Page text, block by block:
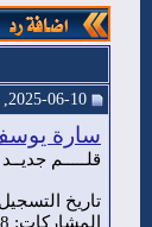
سارة
قلـــــم جديــد
تاريخ التسجيل: 2019-04-
المشاركات: 28